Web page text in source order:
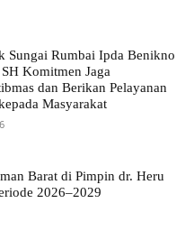
Sungai Rumbai Ipda Benikno
Komitmen Jaga
dan Berikan Pelayanan
Masyarakat
Barat di Pimpin dr. Heru
2026–2029